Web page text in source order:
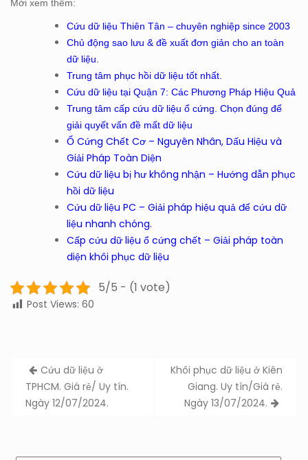
Mời xem thêm:
Cứu dữ liệu Thiên Tân – chuyên nghiệp since 2003
Chủ động sao lưu & đề xuất đơn giản cho an toàn
dữ liệu.
Trung tâm phục hồi dữ liệu tốt nhất.
Cứu dữ liệu tại Quận 7: Các Phương Pháp Hiệu Quả
Trung tâm cấp cứu dữ liệu ổ cứng. Chọn đúng để
giải quyết vấn đề mất dữ liệu
Ổ Cứng Chết Cơ – Nguyên Nhân, Dấu Hiệu và
Giải Pháp Toàn Diện
Cứu dữ liệu bị hư không nhận – Hướng dẫn phục
hồi dữ liệu
Cứu dữ liệu PC – Giải pháp hiệu quả để cứu dữ
liệu nhanh chóng.
Cấp cứu dữ liệu ổ cứng chết – Giải pháp toàn
diện khôi phục dữ liệu
5/5 - (1 vote)
Post Views: 60
Post
navigation
Cứu dữ liệu ở
TPHCM. Giá rẻ/ Uy tín.
Ngày 12/07/2024.
Khôi phục dữ liệu ở Kiên
Giang. Uy tín/Giá rẻ.
Ngày 13/07/2024.